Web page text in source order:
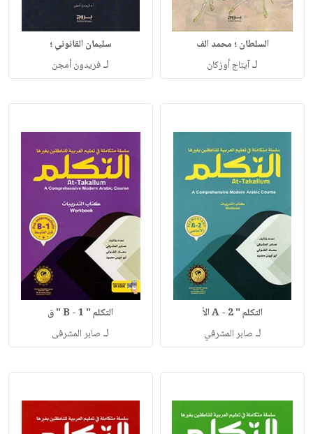
السلطان ؛ محمد الف
لـآيتاج أوزكان
سليمان القانوني ؛
لـفريدون أمجن
التكلم " A - 2 الأ
لـ صابر المشرفي
التكلم " B - 1 " ق
لـ صابر المشرفى